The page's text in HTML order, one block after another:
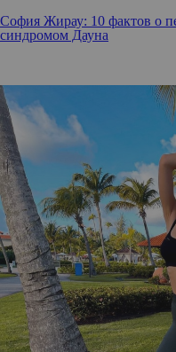
София Жирау: 10 фактов о
синдромом Дауна